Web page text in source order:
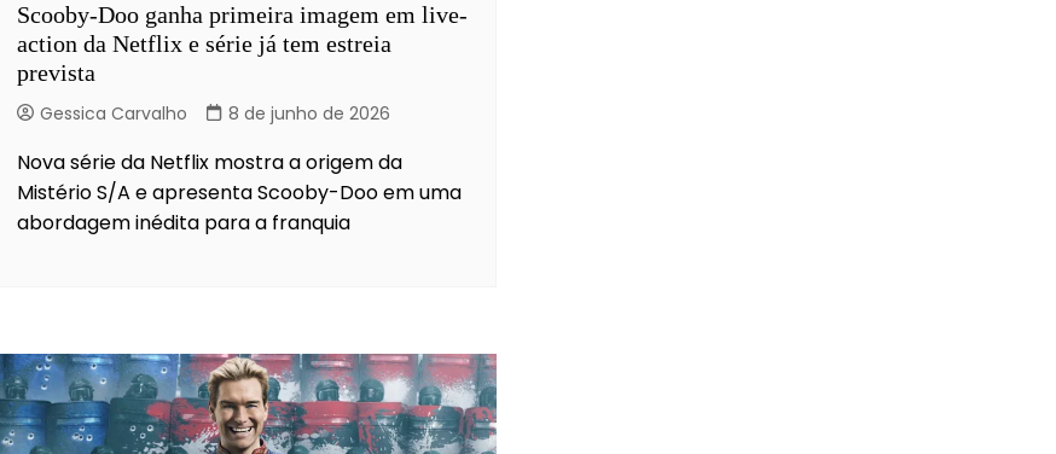
Scooby-Doo ganha primeira imagem em live-
action da Netflix e série já tem estreia
prevista
Gessica Carvalho 8 de junho de 2026
Nova série da Netflix mostra a origem da
Mistério S/A e apresenta Scooby-Doo em uma
abordagem inédita para a franquia